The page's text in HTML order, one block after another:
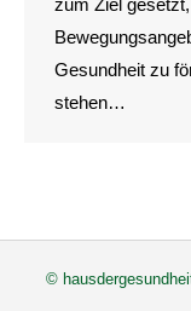
zum Ziel
Gesundheit zu
stehen…
©